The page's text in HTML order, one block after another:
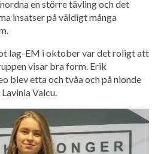
en större tävling och det
insatser på väldigt många
lag-EM i oktober var det roligt att
visar bra form. Erik
blev etta och tvåa och på nionde
Valcu.